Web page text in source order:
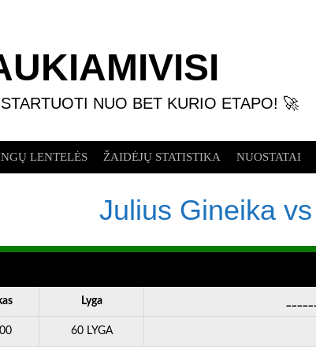
NUO BET KURIO ETAPO! 🚀
LENTELĖS ŽAIDĖJŲ STATISTIKA NUOSTATAI
Julius Gineika
Lyga
60 LYGA